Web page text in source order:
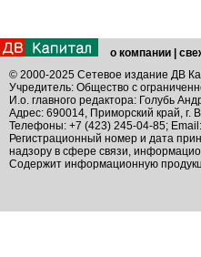
о компании
© 2000-2025 Сетевое издание ДВ
Учредитель: Общество с
И.о. главного редактора: Голубь
Адрес: 690014, Приморский край, г.
Телефоны: +7 (423) 245-04-85; Email:
Регистрационный номер и дата
надзору в сфере связи,
Содержит информационную